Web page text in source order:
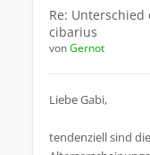
Re:
cibarius
vonGernot
Liebe Gabi,
tendenziell sind